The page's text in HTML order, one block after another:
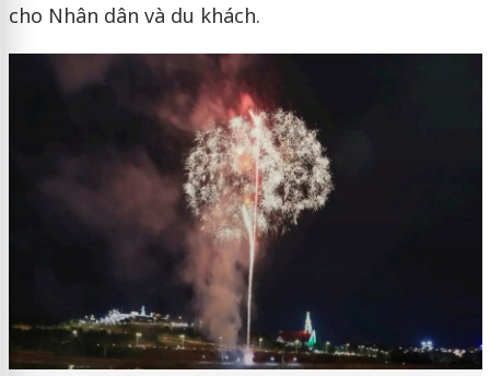
cho Nhân dân và du khách.